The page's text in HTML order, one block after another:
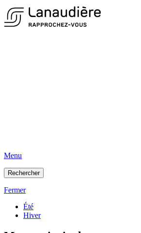
Menu
Rechercher
Fermer
Été
Hiver